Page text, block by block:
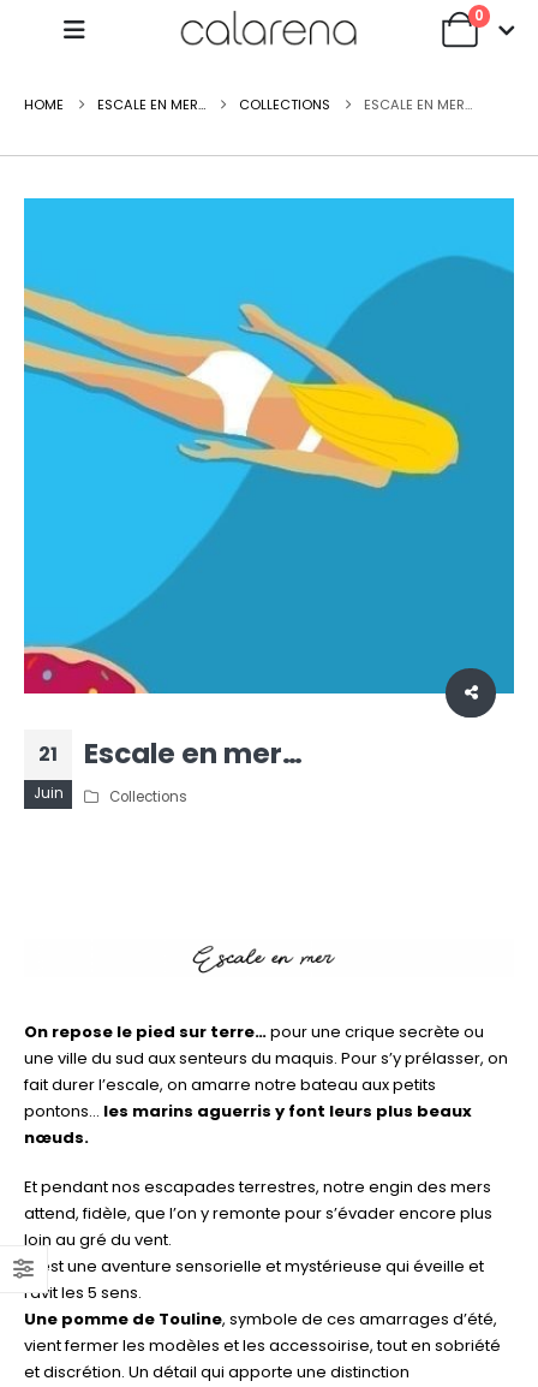
0
HOME ESCALE EN MER… COLLECTIONS ESCALE EN MER…
21
Juin
Escale en mer…
Collections
On repose le pied sur terre…pour une crique secrète ou
une ville du sud aux senteurs du maquis. Pour s’y prélasser, on
fait durer l’escale, on amarre notre bateau aux petits
pontons… les marins aguerris y font leurs plus beaux
nœuds.
Et pendant nos escapades terrestres, notre engin des mers
attend, fidèle, que l’on y remonte pour s’évader encore plus
loin au gré du vent.
C’est une aventure sensorielle et mystérieuse qui éveille et
ravit les 5 sens.
Une pomme de Touline, symbole de ces amarrages d’été,
vient fermer les modèles et les accessoirise, tout en sobriété
et discrétion. Un détail qui apporte une distinction